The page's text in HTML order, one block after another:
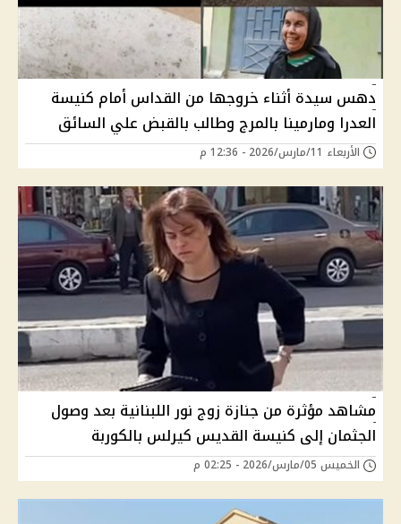
دهس سيدة أثناء خروجها من القداس أمام كنيسة
العدرا ومارمينا بالمرج وطالب بالقبض علي السائق
الأربعاء 11/مارس/2026 - 12:36 م
مشاهد مؤثرة من جنازة زوج نور اللبنانية بعد وصول
الجثمان إلى كنيسة القديس كيرلس بالكوربة
الخميس 05/مارس/2026 - 02:25 م